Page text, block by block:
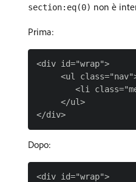
section:eq(0) non è
Prima:
<div id="wrap">
<ul
<li
     </ul>
Dopo:
<div id="wrap">